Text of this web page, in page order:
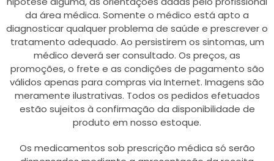
da área médica. Somente o médico está apto a
diagnosticar qualquer problema de saúde e prescrever o
tratamento adequado. Ao persistirem os sintomas, um
médico deverá ser consultado. Os preços, as
promoções, o frete e as condições de pagamento são
válidos apenas para compras via Internet. Imagens são
meramente ilustrativas. Todos os pedidos efetuados
estão sujeitos à confirmação da disponibilidade de
produto em nosso estoque.
Os medicamentos sob prescrição médica só serão